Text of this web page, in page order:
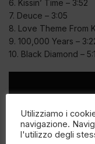
6. Kissin’ Time – 3:52
7. Deuce – 3:05
8. Love Theme From
9. 100,000 Years –
10. Black Diamond –
Utilizziamo i
navigazione.
l'utilizzo degli